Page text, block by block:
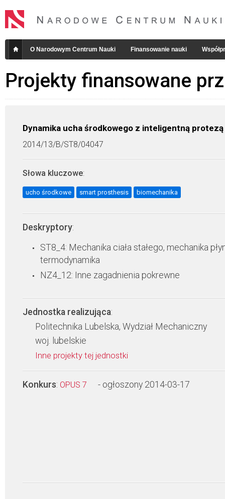
O Narodowym Centrum Nauki Finansowanie nauki
Projekty finansowane
Dynamika ucha środkowego z inteligentną protezą
2014/13/B/ST8/04047
Słowa kluczowe:
ucho środkowe smart prosthesis biomechanika
Deskryptory:
ST8_4: Mechanika ciała stałego, mechanika
termodynamika
NZ4_12: Inne zagadnienia pokrewne
Jednostka realizująca:
Politechnika Lubelska, Wydział Mechaniczny
woj. lubelskie
Inne projekty tej jednostki
Konkurs: OPUS 7 - ogłoszony 2014-03-17